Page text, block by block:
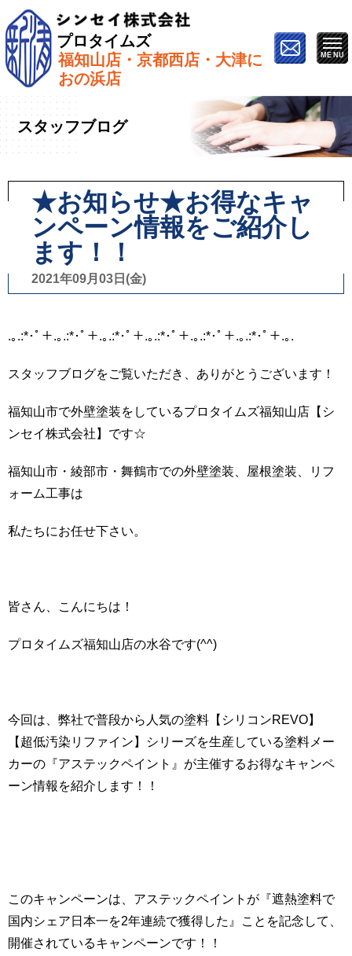
プロタイムズ
福知山店・京都西店・大津に
おの浜店
ホーム»スタッフブログ»★お知らせ★お得なキャン
ペーン情報をご紹介します！！
スタッフブログ
★お知らせ★お得なキャ
ンペーン情報をご紹介し
ます！！
2021年09月03日(金)
.｡.:*･ﾟ＋.｡.:*･ﾟ＋.｡.:*･ﾟ＋.｡.:*･ﾟ＋.｡.:*･ﾟ＋.｡.:*･ﾟ＋.｡.
スタッフブログをご覧いただき、ありがとうございます！
福知山市で外壁塗装をしているプロタイムズ福知山店【シ
ンセイ株式会社】です☆
福知山市・綾部市・舞鶴市での外壁塗装、屋根塗装、リフ
ォーム工事は
私たちにお任せ下さい。
皆さん、こんにちは！
プロタイムズ福知山店の水谷です(^^)
今回は、弊社で普段から人気の塗料【シリコンREVO】
【超低汚染リファイン】シリーズを生産している塗料メー
カーの『アステックペイント』が主催するお得なキャンペ
ーン情報を紹介します！！
このキャンペーンは、アステックペイントが『遮熱塗料で
国内シェア日本一を2年連続で獲得した』ことを記念して、
開催されているキャンペーンです！！